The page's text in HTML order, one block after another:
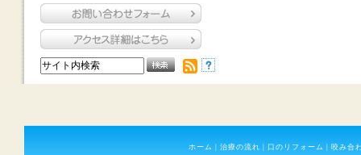
ホーム 治療の流れ 口のリフォーム 咬み合